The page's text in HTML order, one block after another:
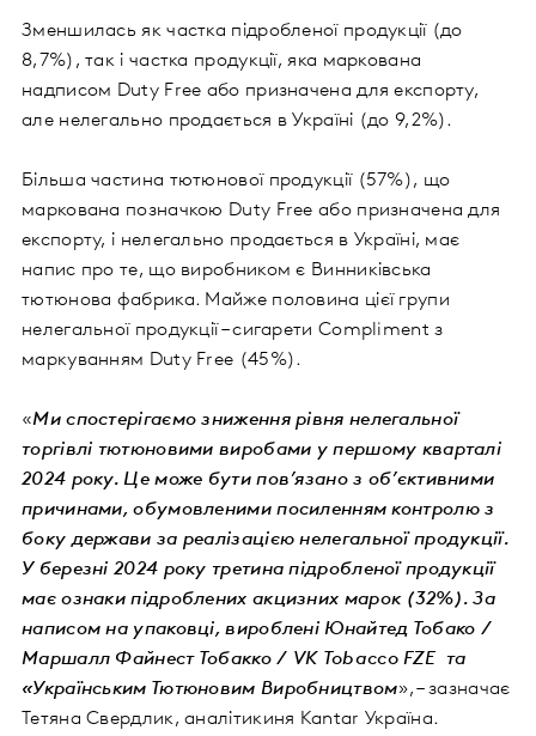
Зменшилась як частка підробленої продукції (до
8,7%), так і частка продукції, яка маркована
надписом Duty Free або призначена для експорту,
але нелегально продається в Україні (до 9,2%).
Більша частина тютюнової продукції (57%), що
маркована позначкою Duty Free або призначена для
експорту, і нелегально продається в Україні, має
напис про те, що виробником є Винниківська
тютюнова фабрика. Майже половина цієї групи
нелегальної продукції – сигарети Сompliment з
маркуванням Duty Free (45%).
«Ми спостерігаємо зниження рівня нелегальної
торгівлі тютюновими виробами у першому кварталі
2024 року. Це може бути пов’язано з об’єктивними
причинами, обумовленими посиленням контролю з
боку держави за реалізацією нелегальної продукції.
У березні 2024 року третина підробленої продукції
має ознаки підроблених акцизних марок (32%). За
написом на упаковці, вироблені Юнайтед Тобако /
Маршалл Файнест Тобакко / VK Tobacco FZE та
«Українським Тютюновим Виробництвом», – зазначає
Тетяна Свердлик, аналітикиня Kantar Україна.